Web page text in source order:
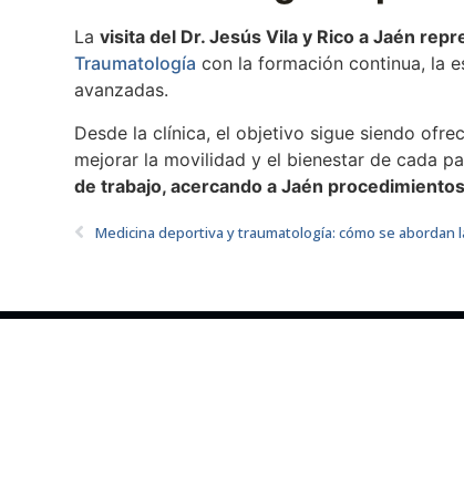
Lavisita del Dr. Jesús Vila y Rico a Jaén
Traumatología con la formación continua, la
avanzadas.
Desde la clínica, el objetivo sigue siendo
mejorar la movilidad y el bienestar de cada
de trabajo, acercando a Jaén